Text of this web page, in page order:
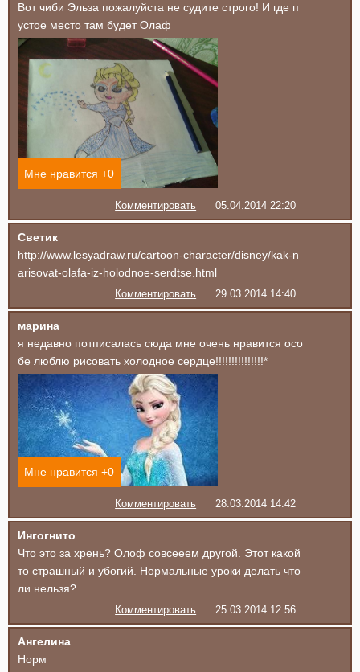
Вот чиби Эльза пожалуйста не судите строго! И где п
устое место там будет Олаф
Мне нравится +0
Комментировать 05.04.2014 22:20
Светик
http://www.lesyadraw.ru/cartoon-character/disney/kak-n
arisovat-olafa-iz-holodnoe-serdtse.html
Комментировать 29.03.2014 14:40
марина
я недавно потписалась сюда мне очень нравится осо
бе люблю рисовать холодное сердце!!!!!!!!!!!!!!!*
Мне нравится +0
Комментировать 28.03.2014 14:42
Ингогнито
Что это за хрень? Олоф совсееем другой. Этот какой
то страшный и убогий. Нормальные уроки делать что
ли нельзя?
Комментировать 25.03.2014 12:56
Ангелина
Норм